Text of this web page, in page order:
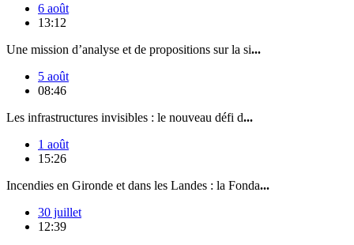
6 août
13:12
Une mission d’analyse et de propositions sur la si...
5 août
08:46
Les infrastructures invisibles : le nouveau défi d...
1 août
15:26
Incendies en Gironde et dans les Landes : la Fonda...
30 juillet
12:39